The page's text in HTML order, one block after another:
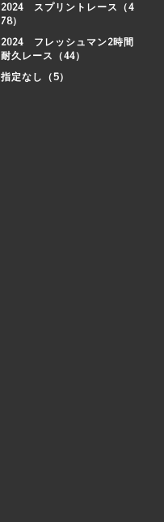
2024 スプリントレース（4
78）
2024 フレッシュマン2時間
耐久レース（44）
指定なし（5）